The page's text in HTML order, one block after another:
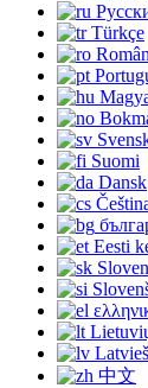
Türkçe
Suomi
Dansk
Eesti
中文